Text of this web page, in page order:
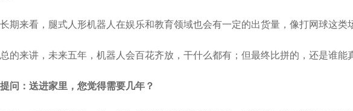
长期来看，腿式人形机器人在娱乐和教育领域也会有一定的出货量，像打网球这类
总的来讲，未来五年，机器人会百花齐放，干什么都有；但最终比拼的，还是谁能
提问：送进家里，您觉得需要几年？